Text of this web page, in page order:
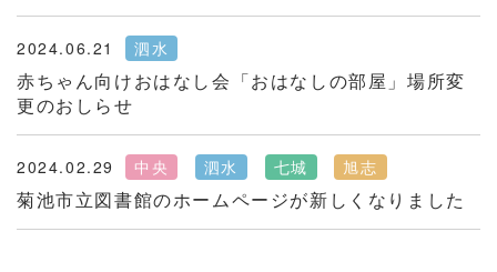
2024.06.21 泗水
赤ちゃん向けおはなし会「おはなしの部屋」場所変
更のおしらせ
2024.02.29 中央 泗水 七城 旭志
菊池市立図書館のホームページが新しくなりました